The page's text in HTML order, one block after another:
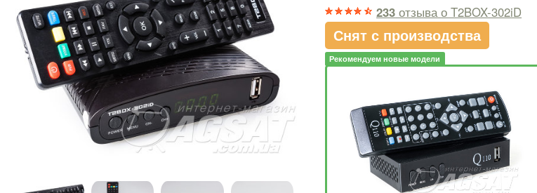
233 отзывао T2BOX-302iD
Снят с производства
Рекомендуем новые модели